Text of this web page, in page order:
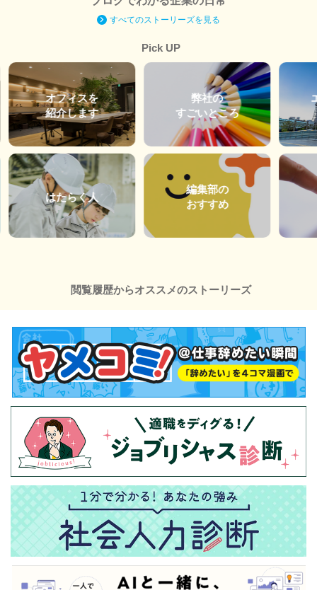
すべてのストーリーズを見る
Pick UP
オフィスを
紹介します
はたらく人
弊社の
すごいところ
編集部の
おすすめ
閲覧履歴からオススメのストーリーズ